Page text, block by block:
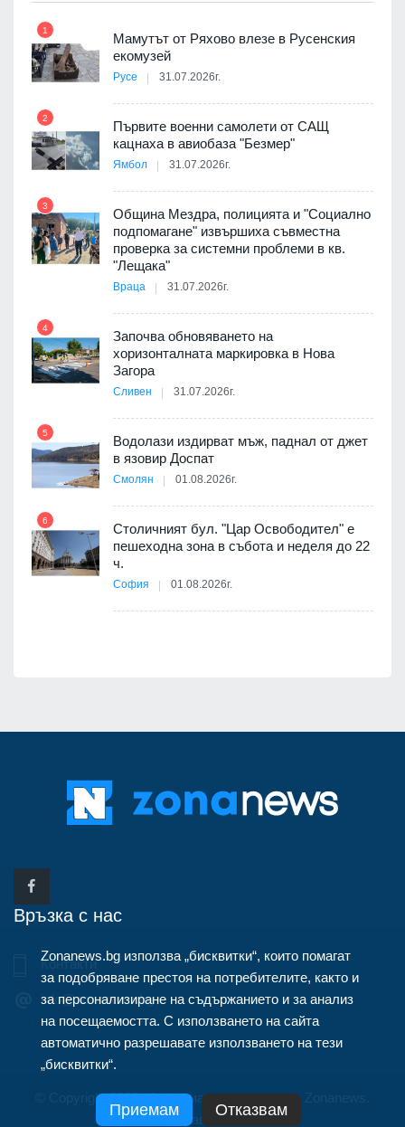
1
Мамутът от Ряхово влезе в Русенския
екомузей
Русе 31.07.2026г.
2
Първите военни самолети от САЩ
кацнаха в авиобаза "Безмер"
Ямбол 31.07.2026г.
3
Община Мездра, полицията и "Социално
подпомагане" извършиха съвместна
проверка за системни проблеми в кв.
"Лещака"
Враца 31.07.2026г.
4
Започва обновяването на
хоризонталната маркировка в Нова
Загора
Сливен 31.07.2026г.
5
Водолази издирват мъж, паднал от джет
в язовир Доспат
Смолян 01.08.2026г.
6
Столичният бул. "Цар Освободител" е
пешеходна зона в събота и неделя до 22
ч.
София 01.08.2026г.
Връзка с нас
Контакти
info@zonanews.bg
© Copyright 2020, Информационна агенция Zonanews.
Всички права запазени.
Zonanews.bg използва „бисквитки“, които помагат
за подобряване престоя на потребителите, както и
за персонализиране на съдържанието и за анализ
на посещаемостта. С използването на сайта
автоматично разрешавате използването на тези
„бисквитки“.
Приемам Отказвам